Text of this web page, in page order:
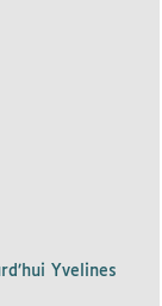
Yvelines